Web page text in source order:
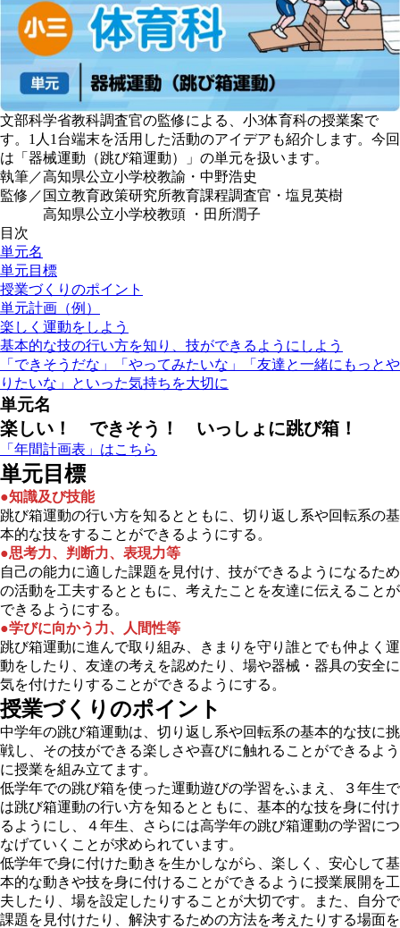
文部科学省教科調査官の監修による、小3体育科の授業案で
す。1人1台端末を活用した活動のアイデアも紹介します。今回
は「器械運動（跳び箱運動）」の単元を扱います。
執筆／高知県公立小学校教諭・中野浩史
監修／国立教育政策研究所教育課程調査官・塩見英樹
高知県公立小学校教頭 ・田所潤子
目次
単元名
単元目標
授業づくりのポイント
単元計画（例）
楽しく運動をしよう
基本的な技の行い方を知り、技ができるようにしよう
「できそうだな」「やってみたいな」「友達と一緒にもっとや
りたいな」といった気持ちを大切に
単元名
楽しい！ できそう！ いっしょに跳び箱！
「年間計画表」はこちら
単元目標
●知識及び技能
跳び箱運動の行い方を知るとともに、切り返し系や回転系の基
本的な技をすることができるようにする。
●思考力、判断力、表現力等
自己の能力に適した課題を見付け、技ができるようになるため
の活動を工夫するとともに、考えたことを友達に伝えることが
できるようにする。
●学びに向かう力、人間性等
跳び箱運動に進んで取り組み、きまりを守り誰とでも仲よく運
動をしたり、友達の考えを認めたり、場や器械・器具の安全に
気を付けたりすることができるようにする。
授業づくりのポイント
中学年の跳び箱運動は、切り返し系や回転系の基本的な技に挑
戦し、その技ができる楽しさや喜びに触れることができるよう
に授業を組み立てます。
低学年での跳び箱を使った運動遊びの学習をふまえ、３年生で
は跳び箱運動の行い方を知るとともに、基本的な技を身に付け
るようにし、４年生、さらには高学年の跳び箱運動の学習につ
なげていくことが求められています。
低学年で身に付けた動きを生かしながら、楽しく、安心して基
本的な動きや技を身に付けることができるように授業展開を工
夫したり、場を設定したりすることが大切です。また、自分で
課題を見付けたり、解決するための方法を考えたりする場面を